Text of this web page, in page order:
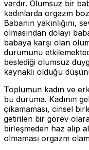
vardır. Olumsuz bir
kadınlarda orgazm
Babanın yakınlığını,
olmasından dolayı
babaya karşı olan
durumunu
beslediği olumsuz
kaynaklı olduğu
Toplumun kadın ve
bu duruma. Kadının
çıkamaması, cinsel
getirilen bir görev
birleşmeden haz alıp
olmaması orgazm